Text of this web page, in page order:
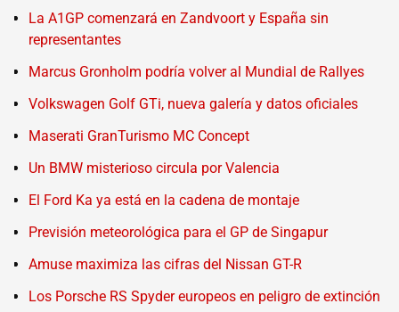
La A1GP comenzará en Zandvoort y España sin
representantes
Marcus Gronholm podría volver al Mundial de Rallyes
Volkswagen Golf GTi, nueva galería y datos oficiales
Maserati GranTurismo MC Concept
Un BMW misterioso circula por Valencia
El Ford Ka ya está en la cadena de montaje
Previsión meteorológica para el GP de Singapur
Amuse maximiza las cifras del Nissan GT-R
Los Porsche RS Spyder europeos en peligro de extinción